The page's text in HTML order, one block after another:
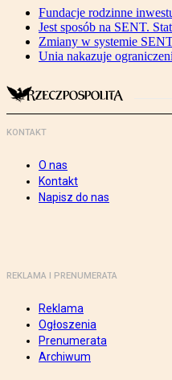
Fundacje rodzinne
Jest sposób na SENT.
Zmiany w systemie
Unia nakazuje
KONTAKT
O nas
Kontakt
Napisz do nas
REKLAMA I PRENUMERATA
Reklama
Ogłoszenia
Prenumerata
Archiwum